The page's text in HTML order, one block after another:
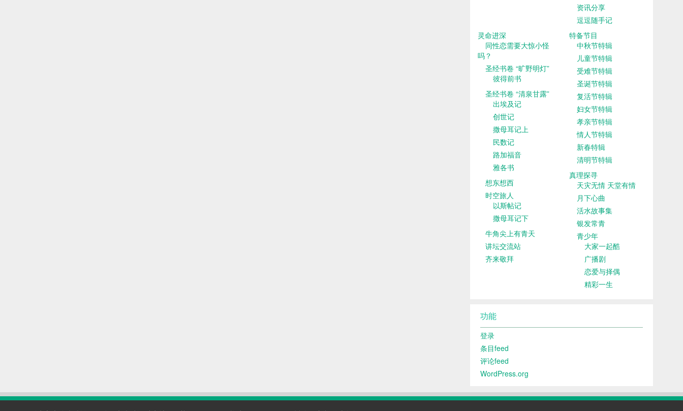
资讯分享
逗逗随手记
灵命进深
同性恋需要大惊小怪
吗？
圣经书卷 “旷野明灯”
彼得前书
圣经书卷 “清泉甘露”
出埃及记
创世记
撒母耳记上
民数记
路加福音
雅各书
想东想西
时空旅人
以斯帖记
撒母耳记下
牛角尖上有青天
讲坛交流站
齐来敬拜
特备节目
中秋节特辑
儿童节特辑
受难节特辑
圣诞节特辑
复活节特辑
妇女节特辑
孝亲节特辑
情人节特辑
新春特辑
清明节特辑
真理探寻
天灾无情 天堂有情
月下心曲
活水故事集
银发常青
青少年
大家一起酷
广播剧
恋爱与择偶
精彩一生
功能
登录
条目feed
评论feed
WordPress.org